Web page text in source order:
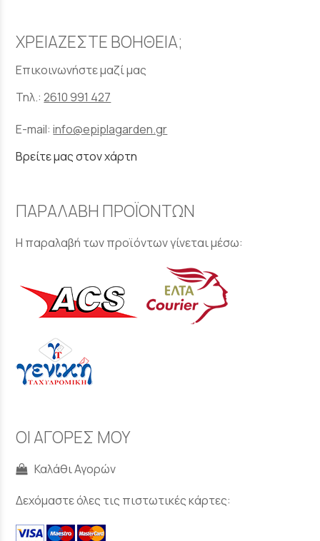
ΧΡΕΙΑΖΕΣΤΕ ΒΟΗΘΕΙΑ;
Επικοινωνήστε μαζί μας
Τηλ.:2610 991 427
E-mail:info@epiplagarden.gr
Βρείτε μας στον χάρτη
ΠΑΡΑΛΑΒΗ ΠΡΟΪΟΝΤΩΝ
Η παραλαβή των προϊόντων γίνεται μέσω:
ΟΙ ΑΓΟΡΕΣ ΜΟΥ
Καλάθι Αγορών
Δεχόμαστε όλες τις πιστωτικές κάρτες: